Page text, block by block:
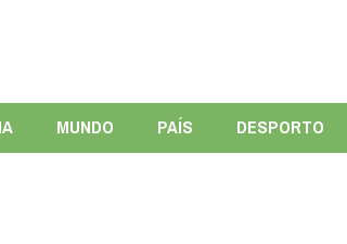
MUNDO PAÍS DESPORTO